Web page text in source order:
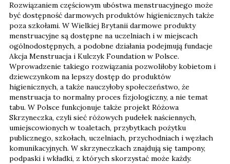
Rozwiązaniem częściowym ubóstwa menstruacyjnego może
być dostępność darmowych produktów higienicznych także
poza szkołami. W Wielkiej Brytanii darmowe produkty
menstruacyjne są dostępne na uczelniach i w miejscach
ogólnodostępnych, a podobne działania podejmują fundacje
Akcja Menstruacja i Kulczyk Foundation w Polsce.
Wprowadzenie takiego rozwiązania pozwoliłoby kobietom i
dziewczynkom na lepszy dostęp do produktów
higienicznych, a także nauczyłoby społeczeństwo, że
menstruacja to normalny proces fizjologiczny, a nie temat
tabu. W Polsce funkcjonuje także projekt Różowa
Skrzyneczka, czyli sieć różowych pudełek naściennych,
umiejscowionych w toaletach, przybytkach pożytku
publicznego, szkołach, uczelniach, przychodniach i węzłach
komunikacyjnych. W skrzyneczkach znajdują się tampony,
podpaski i wkładki, z których skorzystać może każdy.